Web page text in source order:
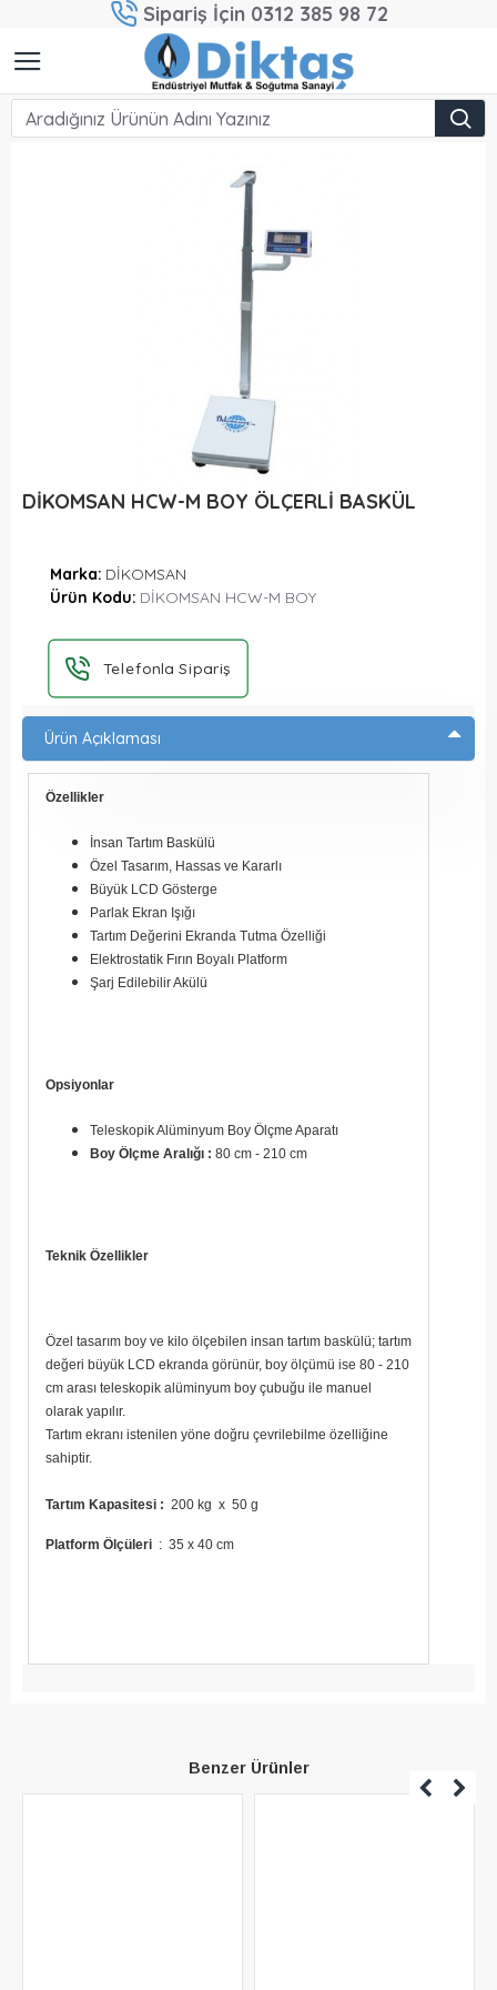
Sipariş İçin 0312 385 98 72
DİKOMSAN HCW-M BOY ÖLÇERLİ BASKÜL
Marka: DİKOMSAN
Ürün Kodu: DİKOMSAN HCW-M BOY
Telefonla Sipariş
Ürün Açıklaması
Özellikler
İnsan Tartım Baskülü
Özel Tasarım, Hassas ve Kararlı
Büyük LCD Gösterge
Parlak Ekran Işığı
Tartım Değerini Ekranda Tutma Özelliği
Elektrostatik Fırın Boyalı Platform
Şarj Edilebilir Akülü
Opsiyonlar
Teleskopik Alüminyum Boy Ölçme Aparatı
Boy Ölçme Aralığı : 80 cm - 210 cm
Teknik Özellikler
Özel tasarım boy ve kilo ölçebilen insan tartım baskülü; tartım
değeri büyük LCD ekranda görünür, boy ölçümü ise 80 - 210
cm arası teleskopik alüminyum boy çubuğu ile manuel
olarak yapılır.
Tartım ekranı istenilen yöne doğru çevrilebilme özelliğine
sahiptir.
Tartım Kapasitesi : 200 kg x 50 g
Platform Ölçüleri : 35 x 40 cm
Benzer Ürünler